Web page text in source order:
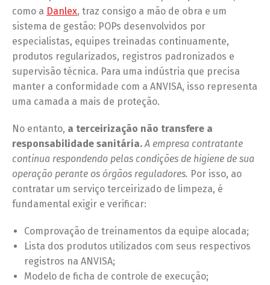
como a Danlex, traz consigo a mão de obra e um
sistema de gestão: POPs desenvolvidos por
especialistas, equipes treinadas continuamente,
produtos regularizados, registros padronizados e
supervisão técnica. Para uma indústria que precisa
manter a conformidade com a ANVISA, isso representa
uma camada a mais de proteção.
No entanto, a terceirização não transfere a
responsabilidade sanitária. A empresa contratante
continua respondendo pelas condições de higiene de sua
operação perante os órgãos reguladores. Por isso, ao
contratar um serviço terceirizado de limpeza, é
fundamental exigir e verificar:
Comprovação de treinamentos da equipe alocada;
Lista dos produtos utilizados com seus respectivos
registros na ANVISA;
Modelo de ficha de controle de execução;